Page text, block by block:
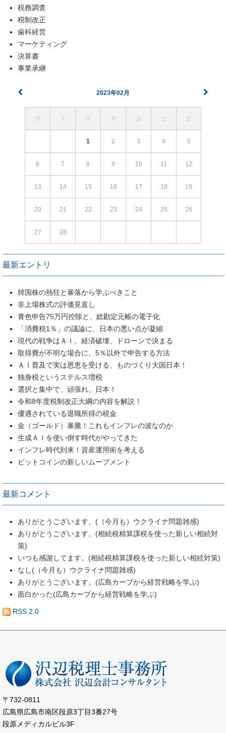
税務調査
税制改正
歯科経営
マーケティング
決算書
事業承継
2023年02月
月 火 水 木 金 土 日
1 2 3 4 5
6 7 8 9 10 11 12
13 14 15 16 17 18 19
20 21 22 23 24 25 26
27 28
最新エントリ
韓国株の熱狂と暴落から学ぶべきこと
非上場株式の評価見直し
青色申告75万円控除と、総勘定元帳の電子化
「消費税1％」の議論に、日本の悪い点が凝縮
現代の戦争はＡＩ、経済破壊、ドローンで決まる
取得費が不明な場合に、5％以外で申告する方法
ＡＩ普及で実は恩恵を受ける、ものづくり大国日本！
独身税というステルス増税
選択と集中で、頑張れ、日本！
令和8年度税制改正大綱の内容を解説！
優遇されている退職所得の税金
金（ゴールド）暴騰！これもインフレの波なのか
生成ＡＩを使い倒す時代がやってきた
インフレ時代到来！資産運用術を考える
ビットコインの新しいムーブメント
最新コメント
ありがとうございます。(（今月も）ウクライナ問題雑感)
ありがとうございます。(相続税精算課税を使った新しい相続対
策)
いつも感謝してます。(相続税精算課税を使った新しい相続対策)
なし(（今月も）ウクライナ問題雑感)
ありがとうございます。(広島カープから経営戦略を学ぶ)
面白かった(広島カープから経営戦略を学ぶ)
RSS 2.0
〒732-0811
広島県広島市南区段原3丁目3番27号
段原メディカルビル3F